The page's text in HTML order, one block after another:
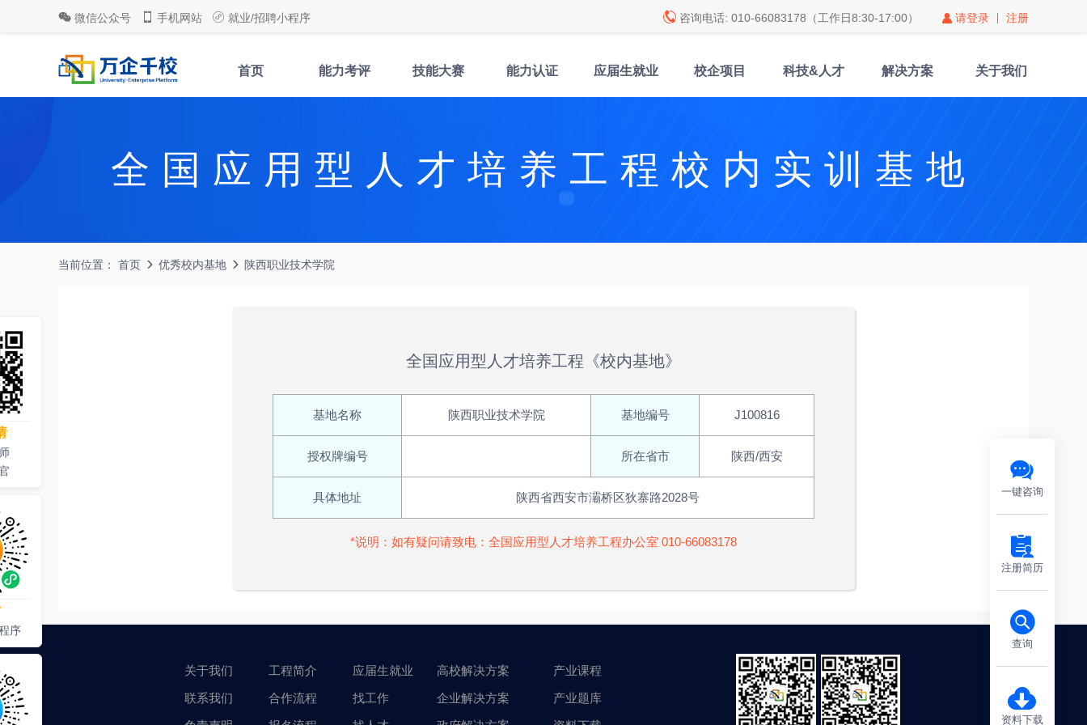
微信公众号 手机网站 就业/招聘小程序 咨询电话: 010-66083178（工作日8:30-17:00） 请登录 注册
首页 能力考评 技能大赛 能力认证 应届生就业 校企项目 科技&人才 解决方案 关于我们
全国应用型人才培养工程校内实训基地
当前位置： 首页 优秀校内基地 陕西职业技术学院
全国应用型人才培养工程《校内基地》
基地名称 陕西职业技术学院 基地编号 J100816
授权牌编号 所在省市 陕西/西安
具体地址 陕西省西安市灞桥区狄寨路2028号
*说明：如有疑问请致电：全国应用型人才培养工程办公室 010-66083178
关于我们 工程简介 应届生就业 高校解决方案
产业课程
联系我们
合作流程 找工作 企业解决方案
产业题库
序
一键咨询
注册简历
查询
资料下载